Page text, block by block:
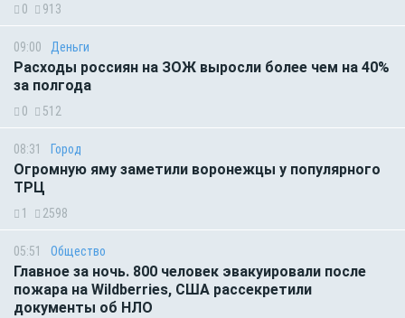
0 913
09:00 Деньги
Расходы россиян на ЗОЖ выросли более чем на 40%
за полгода
0 512
08:31 Город
Огромную яму заметили воронежцы у популярного
ТРЦ
1 2598
05:51 Общество
Главное за ночь. 800 человек эвакуировали после
пожара на Wildberries, США рассекретили
документы об НЛО